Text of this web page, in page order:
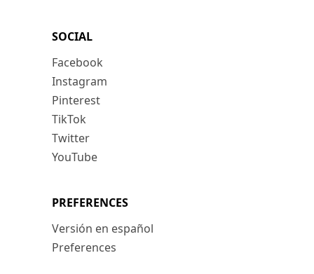
SOCIAL
Facebook
Instagram
Pinterest
TikTok
Twitter
YouTube
PREFERENCES
Versión en español
Preferences